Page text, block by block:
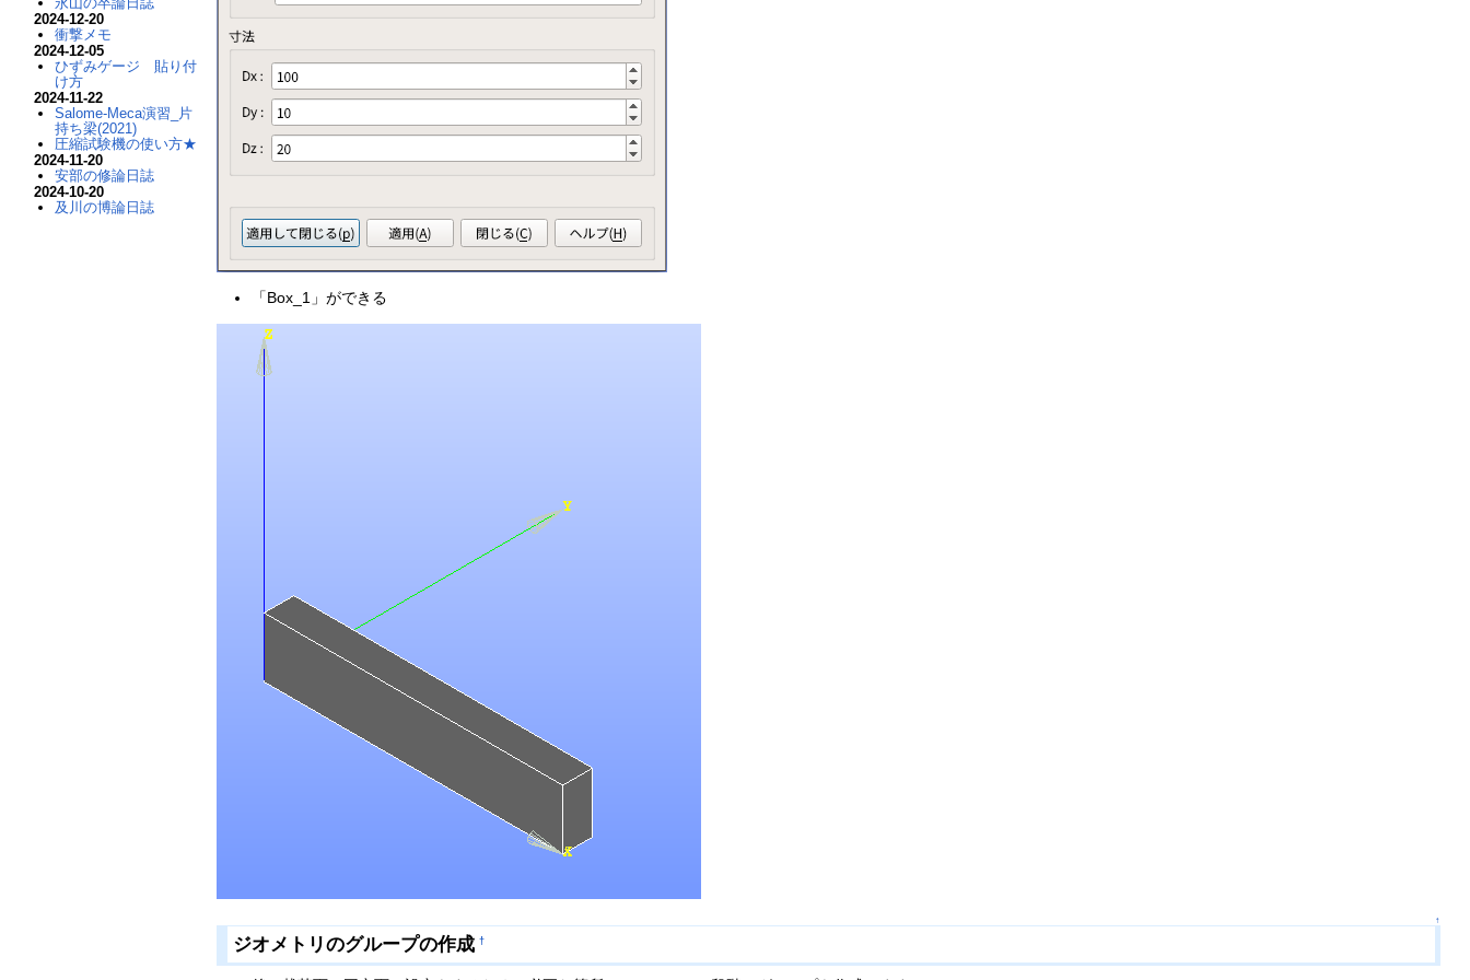
「Box_1」ができる
↑
ジオメトリのグループの作成 †
2024-12-20
衝撃メモ
2024-12-05
ひずみゲージ 貼り付
け方
2024-11-22
Salome-Meca演習_片
持ち梁(2021)
圧縮試験機の使い方★
2024-11-20
安部の修論日誌
2024-10-20
及川の博論日誌